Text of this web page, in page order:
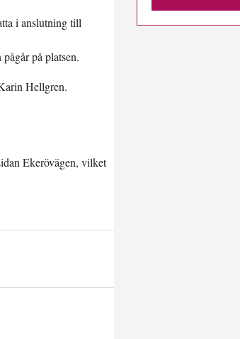
i anslutning till
på platsen.
Hellgren.
Ekerövägen, vilket